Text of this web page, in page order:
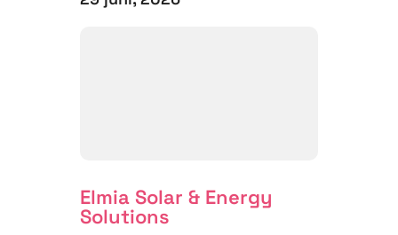
Elmia Solar & Energy
Solutions